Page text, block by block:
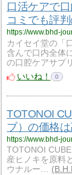
口活ケアで
コミでも評
https://www.bhd-
カイセイ堂の「
含んで口内全体
の口腔ケアサプ
いいね！
0
TOTONOI
ブ）の価格
https://www.bhd-
TOTONOI
産ヒノキを原料
ウナルー…